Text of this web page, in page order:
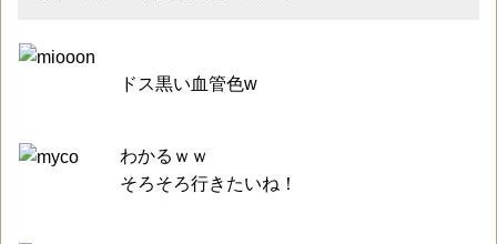
ドス黒い血管色w
わかるｗｗ
そろそろ行きたいね！